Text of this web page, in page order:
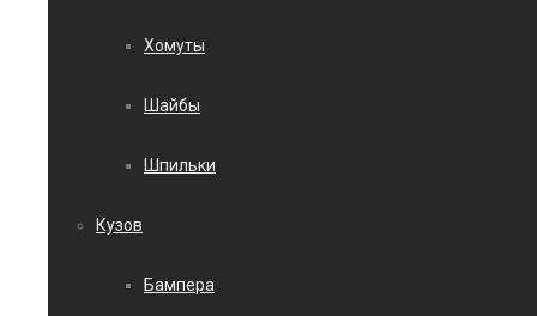
Хомуты
Шайбы
Шпильки
Кузов
Бампера